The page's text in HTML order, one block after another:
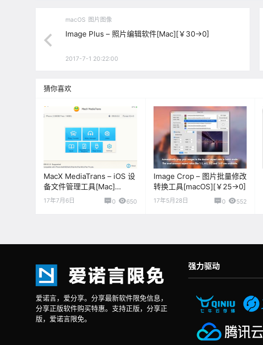
macOS 图片图像
Image Plus – 照片编辑软件[Mac][￥30→0]
2017-7-1 20:22:00
猜你喜欢
MacX MediaTrans – iOS 设
备文件管理工具[Mac]
[$59.95→0]
17年7月6日 0 650
Image Crop – 图片批量修改
转换工具[macOS][￥25→0]
17年5月28日 0 552
爱诺言，爱分享。分享最新软件限免信息，
分享正版软件购买特惠。支持正版，分享正
版，爱诺言限免。
强力驱动